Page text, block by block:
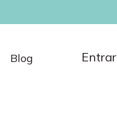
Blog Entrar